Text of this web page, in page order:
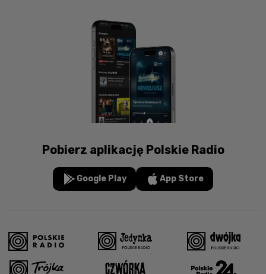
Pobierz aplikację Polskie Radio
Google Play App Store